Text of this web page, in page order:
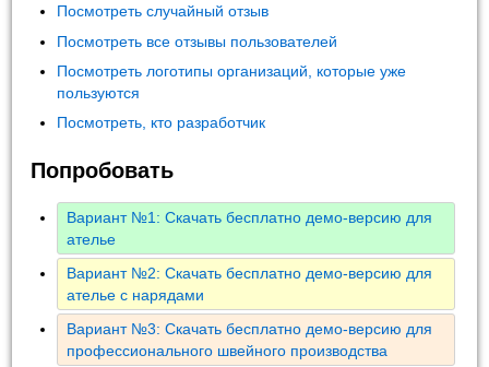
Посмотреть случайный отзыв
Посмотреть все отзывы пользователей
Посмотреть логотипы организаций, которые уже
пользуются
Посмотреть, кто разработчик
Попробовать
Вариант №1: Скачать бесплатно демо-версию для
ателье
Вариант №2: Скачать бесплатно демо-версию для
ателье с нарядами
Вариант №3: Скачать бесплатно демо-версию для
профессионального швейного производства